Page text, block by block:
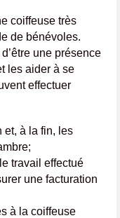
coiffeuse très
de bénévoles.
une présence
les aider à se
effectuer
et, à la fin, les
travail effectué
une facturation
à la coiffeuse